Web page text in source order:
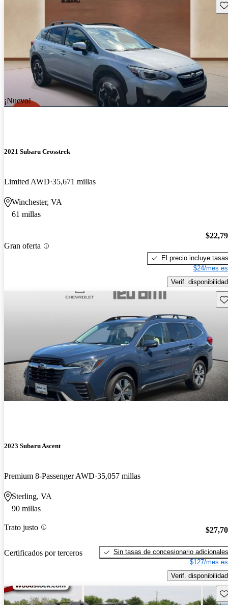
¡Nuevo!
2021 Subaru Crosstrek
Limited AWD 35,671 millas
Winchester, VA
61 millas
Gran oferta
El precio incluye tasas
$24/mes
Verif. disponibilidad
2023 Subaru Ascent
Premium 8-Passenger AWD 35,057 millas
Sterling, VA
90 millas
Trato justo
Certificados por terceros
Sin tasas de concesionario adicionales
$127/mes
Verif. disponibilidad